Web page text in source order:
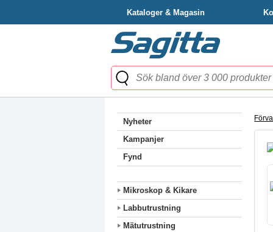
Kataloger & Magasin
Nyheter
Kampanjer
Fynd
Mikroskop & Kikare
Labbutrustning
Mätutrustning